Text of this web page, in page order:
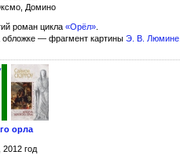
Домино
роман цикла«Орёл»
обложке — фрагмент картиныЭ. В. Люмине
орла
2012 год